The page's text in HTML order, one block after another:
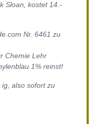
Sloan, kostet 14.-
Nr. 6461 zu
Chemie Lehr
1% reinst!
also sofort zu